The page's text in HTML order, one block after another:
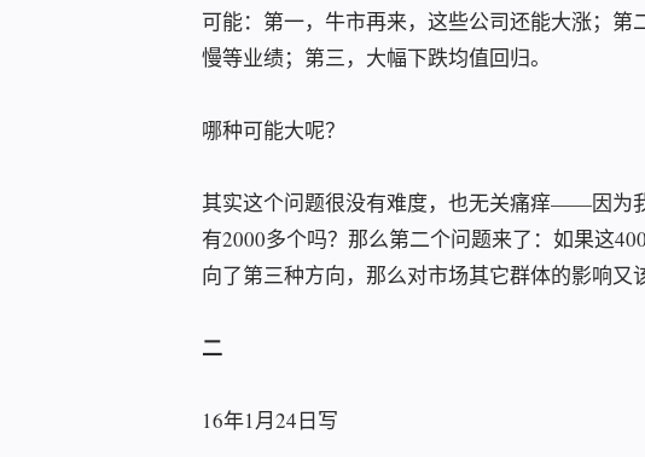
可能：第一，牛市再来，这些公司还能大涨；
慢等业绩；第三，大幅下跌均值回归。
哪种可能大呢？
其实这个问题很没有难度，也无关痛痒——因为
有2000多个吗？那么第二个问题来了：如果这
向了第三种方向，那么对市场其它群体的影响又
二
16年1月24日写